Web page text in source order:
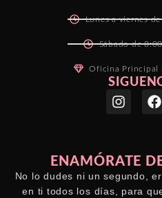
Lunes a viernes
Sábado de
Oficina Principal
ENAMÓRATE
No lo dudes ni un segundo,
en ti todos los días, para